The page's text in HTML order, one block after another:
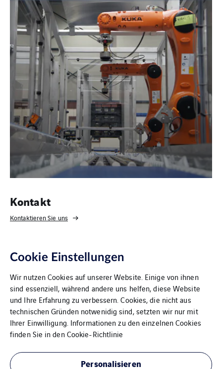
Kontakt
Kontaktieren Sie uns
VINCI Energies Belgium
The Agility Effect
Cookie Einstellungen
Wir nutzen Cookies auf unserer Website. Einige von ihnen
sind essenziell, während andere uns helfen, diese Website
und Ihre Erfahrung zu verbessern. Cookies, die nicht aus
technischen Gründen notwenidig sind, setzten wir nur mit
Ihrer Einwilligung. Informationen zu den einzelnen Cookies
finden Sie in denCookie-Richtlinie
Personalisieren